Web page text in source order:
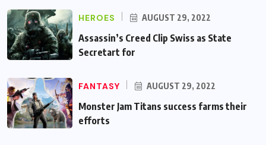
HEROES AUGUST 29, 2022
Assassin’s Creed Clip Swiss as State
Secretart for
FANTASY AUGUST 29, 2022
Monster Jam Titans success farms their
efforts